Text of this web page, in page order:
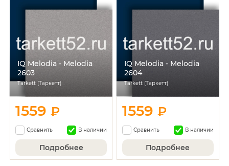
IQ Melodia - Melodia
2603
Tarkett (Таркетт)
1559₽
Сравнить В наличии
Подробнее
IQ Melodia - Melodia
2604
Tarkett (Таркетт)
1559₽
Сравнить В наличии
Подробнее